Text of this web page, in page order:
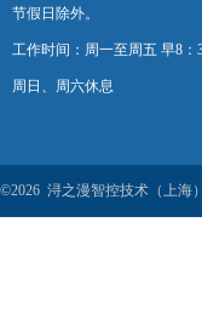
节假日除外。
工作时间：周一至周五 早8：
周日、周六休息
©2026 浔之漫智控技术（上海